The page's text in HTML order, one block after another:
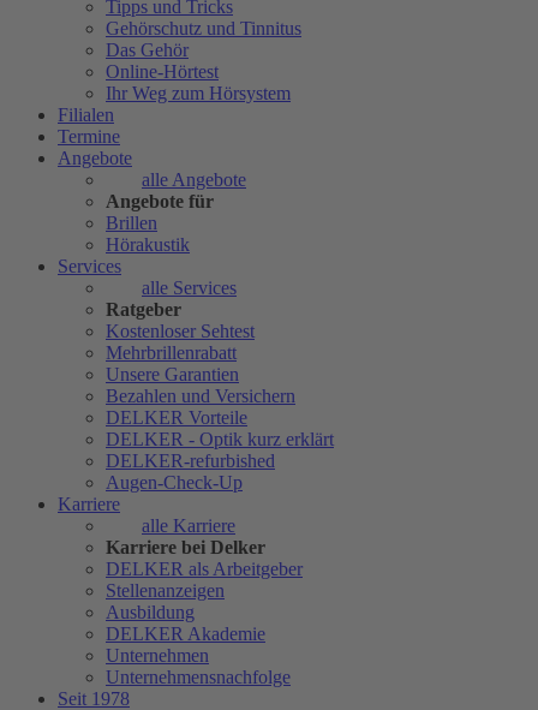
Tipps und Tricks
Gehörschutz und Tinnitus
Das Gehör
Online-Hörtest
Ihr Weg zum Hörsystem
Filialen
Termine
Angebote
alle Angebote
Angebote für
Brillen
Hörakustik
Services
alle Services
Ratgeber
Kostenloser Sehtest
Mehrbrillenrabatt
Unsere Garantien
Bezahlen und Versichern
DELKER Vorteile
DELKER - Optik kurz erklärt
DELKER-refurbished
Augen-Check-Up
Karriere
alle Karriere
Karriere bei Delker
DELKER als Arbeitgeber
Stellenanzeigen
Ausbildung
DELKER Akademie
Unternehmen
Unternehmensnachfolge
Seit 1978